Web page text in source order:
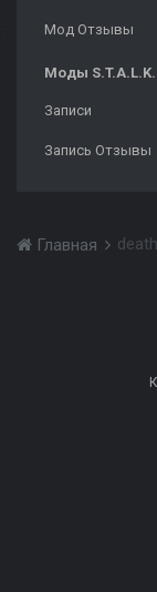
Мод Отзывы
Моды
Записи
Запись Отзывы
Главная